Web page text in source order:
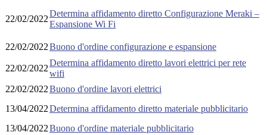
22/02/2022
Determina affidamento diretto Configurazione Meraki –
Espansione Wi Fi
22/02/2022Buono d'ordine configurazione e espansione
22/02/2022
Determina affidamento diretto lavori elettrici per rete
wifi
22/02/2022Buono d'ordine lavori elettrici
13/04/2022Determina affidamento diretto materiale pubblicitario
13/04/2022Buono d'ordine materiale pubblicitario